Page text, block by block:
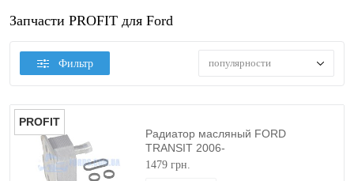
Запчасти PROFIT для Ford
Фильтр популярности
PROFIT
Радиатор масляный FORD
TRANSIT 2006-
(2.2TDCI/2.4TDCI/3.2TDCI Один
1479 грн.